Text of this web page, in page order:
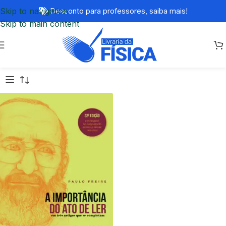
Skip to navigation
Skip to main content
Desconto para professores, saiba mais!